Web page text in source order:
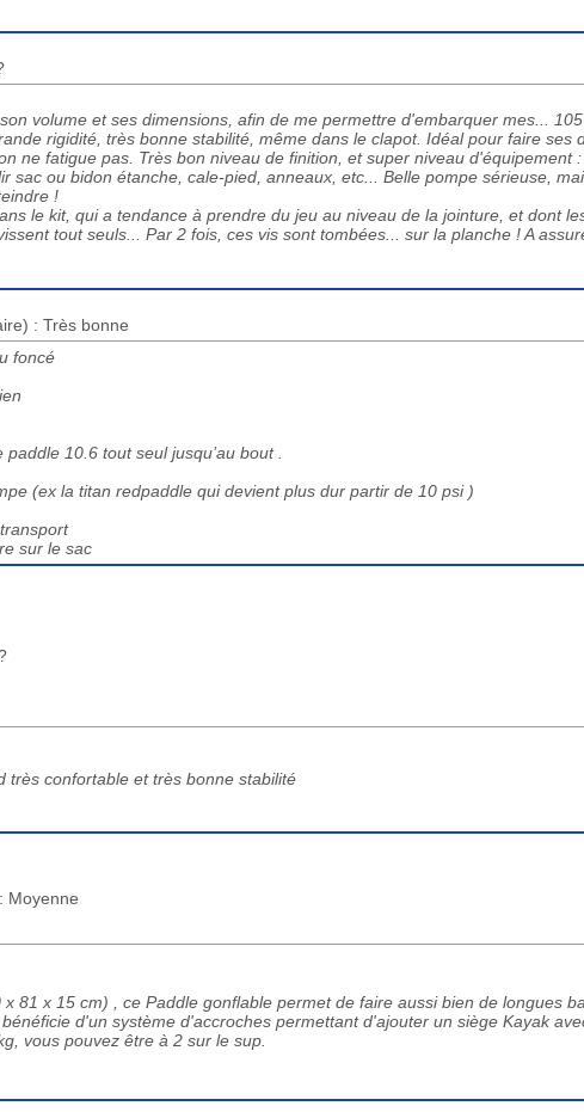
volume et ses dimensions, afin de me permettre d'embarquer mes... 105
rigidité, très bonne stabilité, même dans le clapot. Idéal pour faire ses
ne fatigue pas. Très bon niveau de finition, et super niveau d'équipement
sac ou bidon étanche, cale-pied, anneaux, etc... Belle pompe sérieuse,
!
le kit, qui a tendance à prendre du jeu au niveau de la jointure, et dont
tout seuls... Par 2 fois, ces vis sont tombées... sur la planche ! A
: Très bonne
foncé
10.6 tout seul jusqu’au bout .
(ex la titan redpaddle qui devient plus dur partir de 10 psi )
sur le sac
très confortable et très bonne stabilité
Moyenne
81 x 15 cm) , ce Paddle gonflable permet de faire aussi bien de longues
d'un système d'accroches permettant d'ajouter un siège Kayak
vous pouvez être à 2 sur le sup.